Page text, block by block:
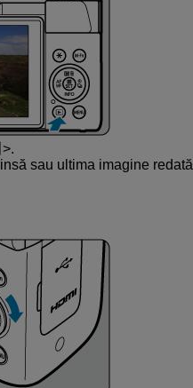
.
sau ultima imagine